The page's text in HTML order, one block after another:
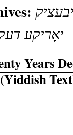
יאָריקע
Years
(Yiddish